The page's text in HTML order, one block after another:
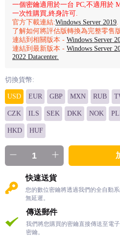
一個密鑰適用於一台 PC,不適用於
一次性購買,終身許可.
官方下載連結:Windows Server 2019.
了解如何將評估版轉換為完整零售
連結到相關版本 - Windows Server
連結到最新版本 - Windows Server
2022 Datacenter.
切換貨幣:
USD EUR GBP MXN RUB
CZK ILS SEK DKK NOK
HKD HUF
快速送貨
您的數位密鑰將透過我們的全自動
無延遲。
傳送郵件
我們將您購買的密鑰直接傳送至電
密鑰。